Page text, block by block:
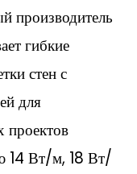
производитель
гибкие
стен с
для
проектов
14 Вт/м, 18 Вт/